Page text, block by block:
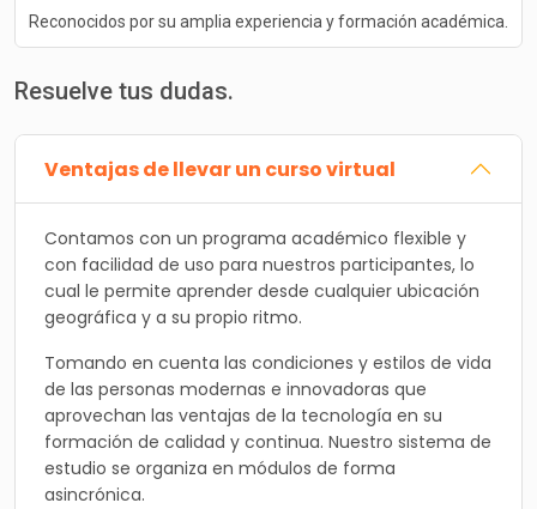
Reconocidos por su amplia experiencia y formación académica.
Resuelve tus dudas.
Ventajas de llevar un curso virtual
Contamos con un programa académico flexible y
con facilidad de uso para nuestros participantes, lo
cual le permite aprender desde cualquier ubicación
geográfica y a su propio ritmo.
Tomando en cuenta las condiciones y estilos de vida
de las personas modernas e innovadoras que
aprovechan las ventajas de la tecnología en su
formación de calidad y continua. Nuestro sistema de
estudio se organiza en módulos de forma
asincrónica.